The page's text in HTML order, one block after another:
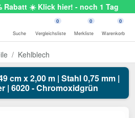
Rabatt ☀️ Klick hier! - noch 1 Tag
Suche
0
Vergleichsliste
0
Merkliste
0
Warenkorb
Kehlblech
cm x 2,00 m | Stahl 0,75 mm |
| 6020 - Chromoxidgrün